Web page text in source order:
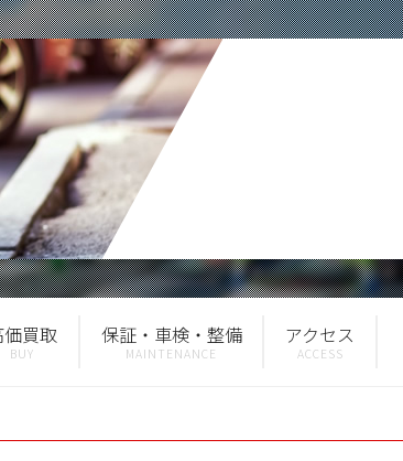
価買取 保証・車検・整備 アクセス